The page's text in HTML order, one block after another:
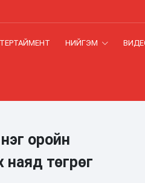
НИЙГЭМ
оройн
төгрөг